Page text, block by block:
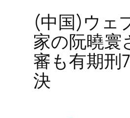
(中国)ウェ
家の阮曉寰
審も有期刑
決